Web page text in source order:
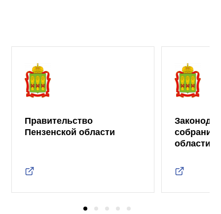
Правительство
Пензенской области
собрание
области